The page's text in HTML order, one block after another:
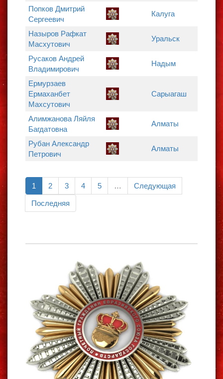
Попков Дмитрий
Сергеевич
Калуга
Назыров Рафкат
Масхутович
Уральск
Русаков Андрей
Владимирович
Надым
Ермурзаев
Ермаханбет
Махсутович
Сарыагаш
Алимжанова Ляйля
Багдатовна
Алматы
Рубан Александр
Петрович
Алматы
1 2 3 4 5 … Следующая
Последняя